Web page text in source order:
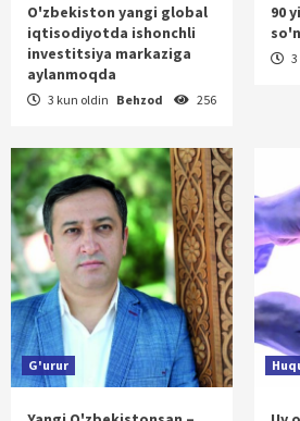
O'zbekiston yangi global
iqtisodiyotda ishonchli
investitsiya markaziga
aylanmoqda
3 kun oldin Behzod 256
90
G'urur